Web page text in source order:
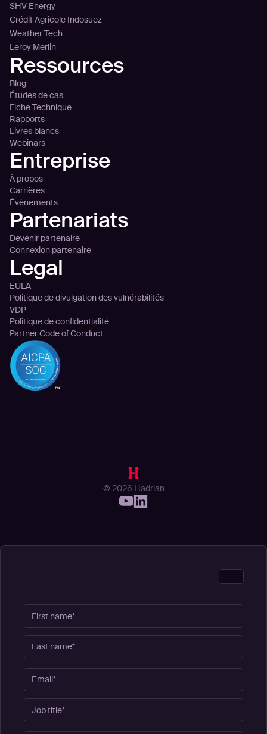
SHV Energy
Crédit Agricole Indosuez
Weather Tech
Leroy Merlin
Ressources
Blog
Études de cas
Fiche Technique
Rapports
Livres blancs
Webinars
Entreprise
À propos
Carrières
Évènements
Partenariats
Devenir partenaire
Connexion partenaire
Legal
EULA
Politique de divulgation des vulnérabilités
VDP
Politique de confidentialité
Partner Code of Conduct
© 2026 Hadrian